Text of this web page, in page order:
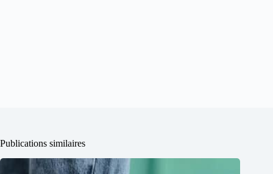
Publications similaires